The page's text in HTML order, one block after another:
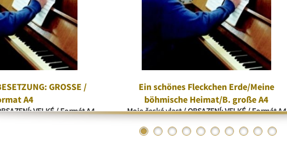
GROSSE /
A4
VELKÉ / Formát A4
Ein schönes Fleckchen Erde/Meine
böhmische Heimat/B. große A4
Moje česká vlast / OBSAZENÍ: VELKÉ / Formát A4